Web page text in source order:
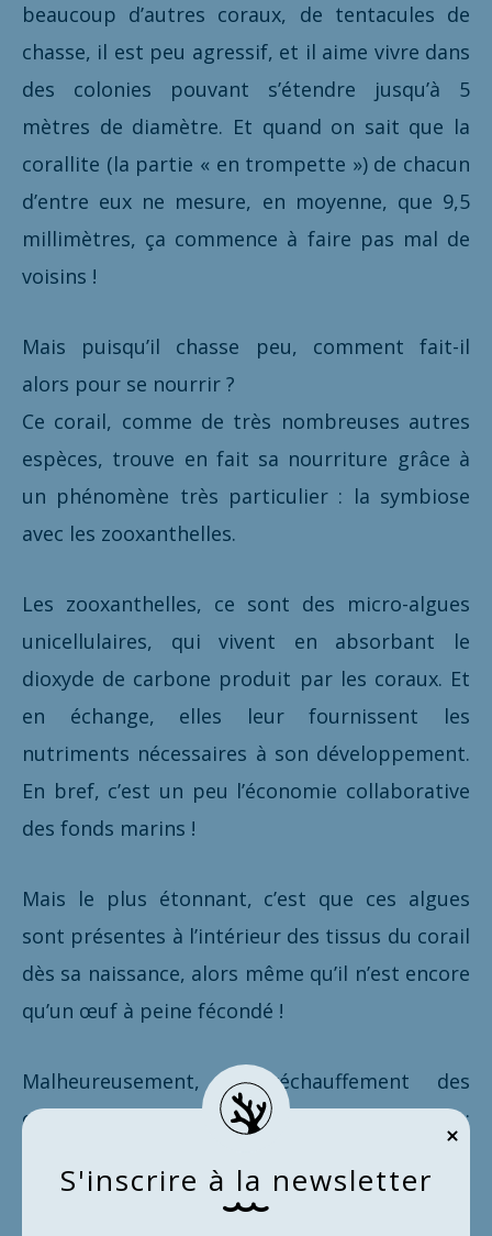
S'inscrire à la newsletter
beaucoup d’autres coraux, de tentacules de
chasse, il est peu agressif, et il aime vivre dans
des colonies pouvant s’étendre jusqu’à 5
mètres de diamètre. Et quand on sait que la
corallite (la partie « en trompette ») de chacun
d’entre eux ne mesure, en moyenne, que 9,5
millimètres, ça commence à faire pas mal de
voisins !
Mais puisqu’il chasse peu, comment fait-il
alors pour se nourrir ?
Ce corail, comme de très nombreuses autres
espèces, trouve en fait sa nourriture grâce à
un phénomène très particulier : la symbiose
avec les zooxanthelles.
Les zooxanthelles, ce sont des micro-algues
unicellulaires, qui vivent en absorbant le
dioxyde de carbone produit par les coraux. Et
en échange, elles leur fournissent les
nutriments nécessaires à son développement.
En bref, c’est un peu l’économie collaborative
des fonds marins !
Mais le plus étonnant, c’est que ces algues
sont présentes à l’intérieur des tissus du corail
dès sa naissance, alors même qu’il n’est encore
qu’un œuf à peine fécondé !
Malheureusement, le réchauffement des
océans provoque le rejet des zooxanthelles :
appelle le blanchissement des coraux.